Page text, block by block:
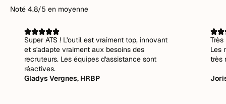
Noté 4.8/5 en moyenne
Super ATS ! L'outil est vraiment top, innovant
et s'adapte vraiment aux besoins des
recruteurs. Les équipes d'assistance sont
réactives.
Gladys Vergnes, HRBP
Les
très